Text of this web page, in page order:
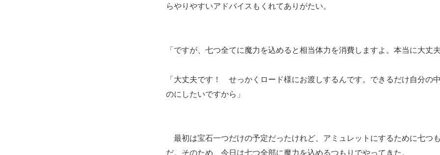
らやりやすいアドバイスもくれてありがたい。
「ですが、七つ全てに魔力を込めると相当体力を消費しますよ。本当に大丈夫
「大丈夫です！ せっかくロード様にお渡しするんです。できるだけ自分の
のにしたいですから」
最初は宝石一つだけの予定だったけれど、アミュレットにするために七つ
だ。そのため、今日は七つ全部に魔力を込めるつもりでやってきた。